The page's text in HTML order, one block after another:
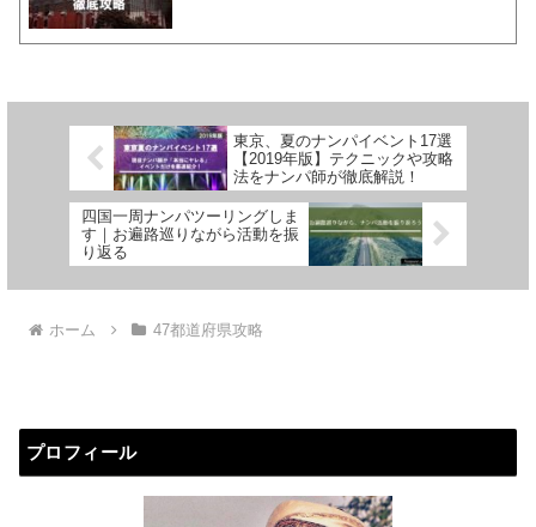
東京、夏のナンパイベント17選
【2019年版】テクニックや攻略
法をナンパ師が徹底解説！
四国一周ナンパツーリングしま
す｜お遍路巡りながら活動を振
り返る
ホーム 47都道府県攻略
プロフィール